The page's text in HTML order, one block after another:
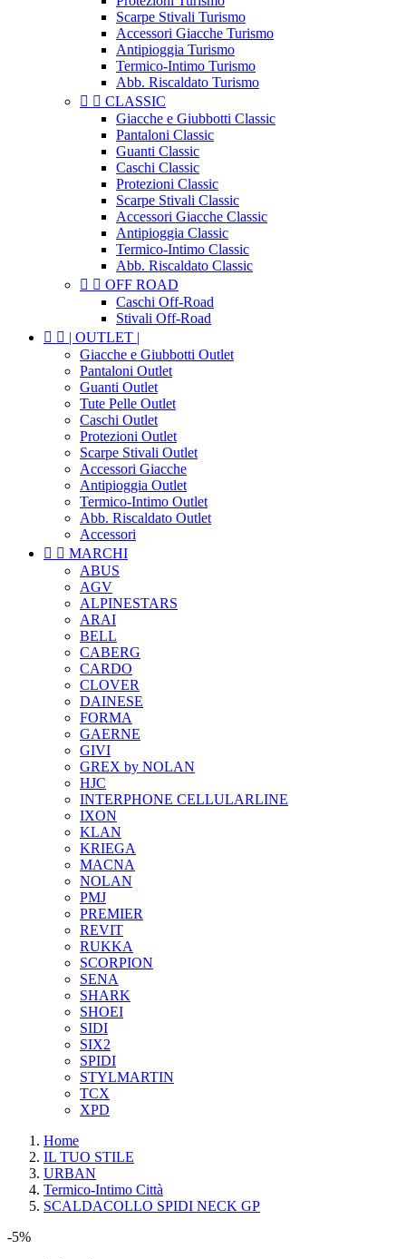
Scarpe Stivali Turismo
Accessori Giacche Turismo
Antipioggia Turismo
Termico-Intimo Turismo
Abb. Riscaldato Turismo
  CLASSIC
Giacche e Giubbotti Classic
Pantaloni Classic
Guanti Classic
Caschi Classic
Protezioni Classic
Scarpe Stivali Classic
Accessori Giacche Classic
Antipioggia Classic
Termico-Intimo Classic
Abb. Riscaldato Classic
  OFF ROAD
Caschi Off-Road
Stivali Off-Road
  | OUTLET |
Giacche e Giubbotti Outlet
Pantaloni Outlet
Guanti Outlet
Tute Pelle Outlet
Caschi Outlet
Protezioni Outlet
Scarpe Stivali Outlet
Accessori Giacche
Antipioggia Outlet
Termico-Intimo Outlet
Abb. Riscaldato Outlet
Accessori
  MARCHI
ABUS
AGV
ALPINESTARS
ARAI
BELL
CABERG
CARDO
CLOVER
DAINESE
FORMA
GAERNE
GIVI
GREX by NOLAN
HJC
INTERPHONE CELLULARLINE
IXON
KLAN
KRIEGA
MACNA
NOLAN
PMJ
PREMIER
REVIT
RUKKA
SCORPION
SENA
SHARK
SHOEI
SIDI
SIX2
SPIDI
STYLMARTIN
TCX
XPD
Home
IL TUO STILE
URBAN
Termico-Intimo Città
SCALDACOLLO SPIDI NECK GP
-5%